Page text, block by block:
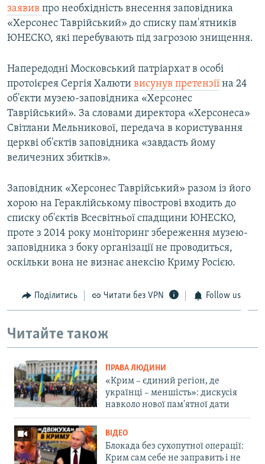
заявив про необхідність внесення заповідника
«Херсонес Таврійський» до списку пам'ятників
ЮНЕСКО, які перебувають під загрозою знищення.
Напередодні Московський патріархат в особі
протоієрея Сергія Халюти висунув претензії на 24
об'єкти музею-заповідника «Херсонес
Таврійський». За словами директора «Херсонеса»
Світлани Мельникової, передача в користування
церкві об'єктів заповідника «завдасть йому
величезних збитків».
Заповідник «Херсонес Таврійський» разом із його
хорою на Гераклійському півострові входить до
списку об'єктів Всесвітньої спадщини ЮНЕСКО,
проте з 2014 року моніторинг збереження музею-
заповідника з боку організації не проводиться,
оскільки вона не визнає анексію Криму Росією.
Поділитись Читати без VPN Follow us
Читайте також
ПРАВА ЛЮДИНИ
«Крим – єдиний регіон, де
українці – меншість»: дискусія
навколо нової пам'ятної дати
ВІДЕО
Блокада без сухопутної операції:
Крим сам себе не заправить і не